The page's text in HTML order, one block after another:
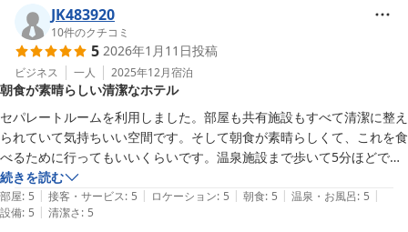
JK483920
10件のクチコミ
5 2026年1月11日投稿
ビジネス 一人 2025年12月宿泊
朝食が素晴らしい清潔なホテル
セパレートルームを利用しました。部屋も共有施設もすべて清潔に整え
られていて気持ちいい空間です。そして朝食が素晴らしくて、これを食
べるために行ってもいいくらいです。温泉施設まで歩いて5分ほどです
が、そちらも充実した施設でお勧めです。すべてにおいて満足度が高く
お勧めです。
続きを読む
部屋: 5 | 接客・サービス: 5 | ロケーション: 5 | 朝食: 5 | 温泉・お風呂: 5 |
設備: 5 | 清潔さ: 5